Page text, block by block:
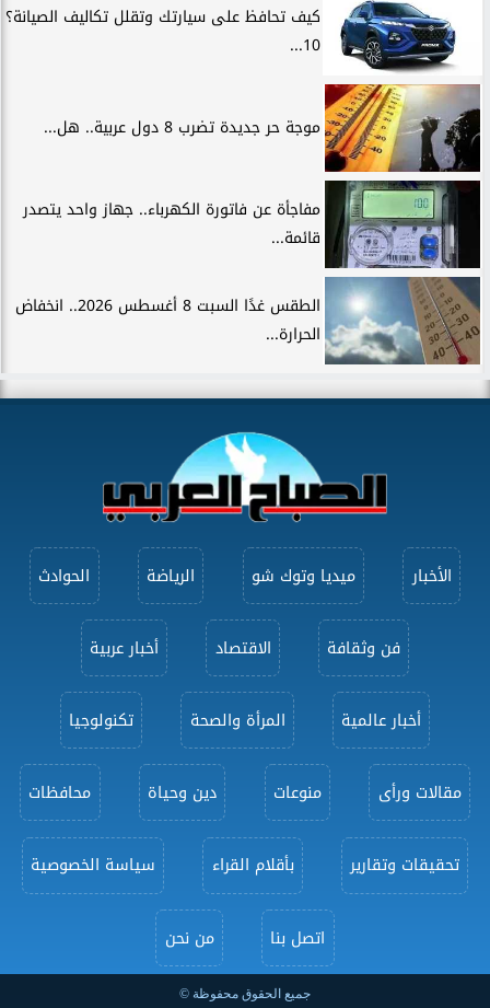
كيف تحافظ على سيارتك وتقلل تكاليف الصيانة؟
10...
موجة حر جديدة تضرب 8 دول عربية.. هل...
مفاجأة عن فاتورة الكهرباء.. جهاز واحد يتصدر
قائمة...
الطقس غدًا السبت 8 أغسطس 2026.. انخفاض
الحرارة...
الأخبار ميديا وتوك شو الرياضة الحوادث
فن وثقافة الاقتصاد أخبار عربية
أخبار عالمية المرأة والصحة تكنولوجيا
مقالات ورأى منوعات دين وحياة محافظات
تحقيقات وتقارير بأقلام القراء سياسة الخصوصية
اتصل بنا من نحن
جميع الحقوق محفوظة ©